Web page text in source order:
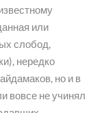
или
слобод,
нередко
но и в
вовсе не учинял